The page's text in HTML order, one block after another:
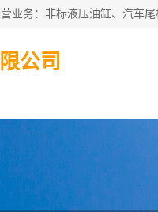
公司